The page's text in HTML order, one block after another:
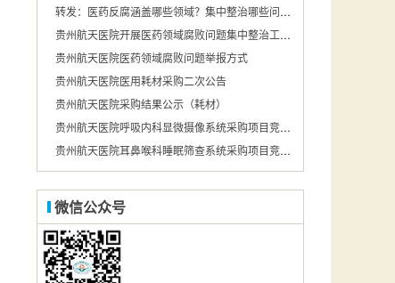
转发：医药反腐涵盖哪些领域？集中整治哪些问题？国家卫健委回应.
贵州航天医院开展医药领域腐败问题集中整治工作举报途径公示
贵州航天医院医药领域腐败问题举报方式
贵州航天医院医用耗材采购二次公告
贵州航天医院采购结果公示（耗材）
贵州航天医院呼吸内科显微摄像系统采购项目竞争性磋商三次公告
贵州航天医院耳鼻喉科睡眠筛查系统采购项目竞争性磋商二次公告
微信公众号